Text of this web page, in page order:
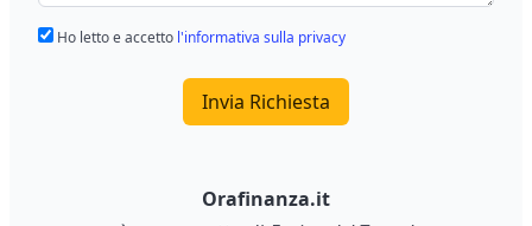
Ho letto e accetto l'informativa sulla privacy
Invia Richiesta
Orafinanza.it